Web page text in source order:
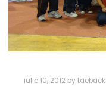
iulie 10, 2012 by taeback